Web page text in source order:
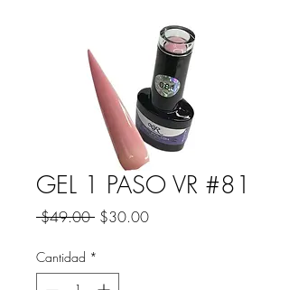
GEL 1 PASO VR #81
$49.00 Precio
$30.00Precio
Cantidad *